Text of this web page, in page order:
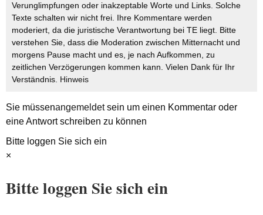
Verunglimpfungen oder inakzeptable Worte und Links. Solche
Texte schalten wir nicht frei. Ihre Kommentare werden
moderiert, da die juristische Verantwortung bei TE liegt. Bitte
verstehen Sie, dass die Moderation zwischen Mitternacht und
morgens Pause macht und es, je nach Aufkommen, zu
zeitlichen Verzögerungen kommen kann. Vielen Dank für Ihr
Verständnis. Hinweis
Sie müssenangemeldetsein um einen Kommentar oder
eine Antwort schreiben zu können
Bitte loggen Sie sich ein
×
Bitte loggen Sie sich ein